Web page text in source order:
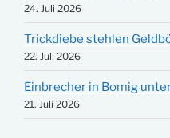
24. Juli 2026
Trickdiebe stehlen
22. Juli 2026
Einbrecher in Bomig
21. Juli 2026